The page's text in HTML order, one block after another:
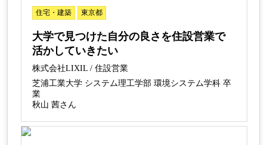
住宅・建築 東京都
大学で見つけた自分の良さを住設営業で
活かしていきたい
株式会社LIXIL / 住設営業
芝浦工業大学 システム理工学部 環境システム学科 卒
業
秋山 茜さん